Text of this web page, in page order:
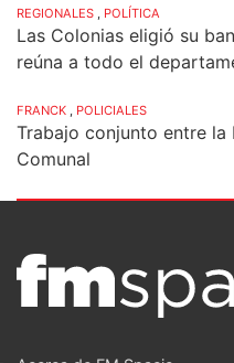
REGIONALES , POLÍTICA
Las Colonias eligió su
reúna a todo el
FRANCK , POLICIALES
Trabajo conjunto entre la
Comunal